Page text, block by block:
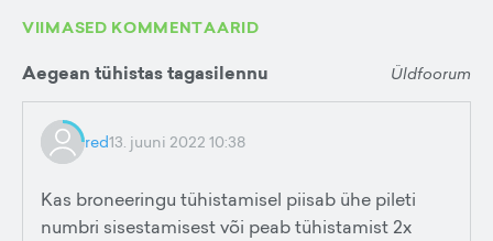
VIIMASED KOMMENTAARID
Aegean tühistas tagasilennu Üldfoorum
red13. juuni 2022 10:38
Kas broneeringu tühistamisel piisab ühe pileti
numbri sisestamisest või peab tühistamist 2x